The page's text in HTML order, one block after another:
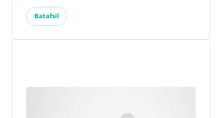
Batafsil